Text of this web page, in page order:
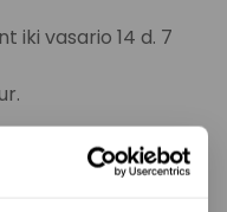
iki vasario 14 d. 7
val.